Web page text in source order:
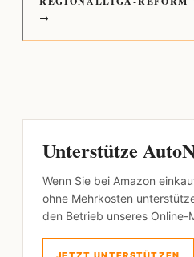
→
Unterstütze
Wenn Sie bei Amazon
ohne Mehrkosten
den Betrieb unseres Online-